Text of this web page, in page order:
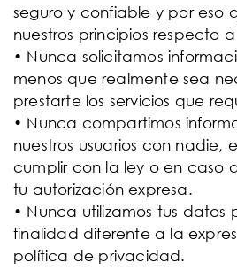
seguro y confiable y por eso
nuestros principios respecto
• Nunca solicitamos
menos que realmente sea
prestarte los servicios que
• Nunca compartimos
nuestros usuarios con nadie,
cumplir con la ley o en caso
tu autorización expresa.
• Nunca utilizamos tus datos
finalidad diferente a la
política de privacidad.